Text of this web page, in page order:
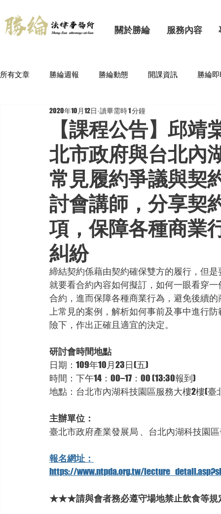
關於勝綸 服務內容
所有文章 勝綸週報 勝綸動態 開課資訊 勝綸
【課程公告】邱靖
北市政府與台北內
常見履約爭議與契
討會講師，分享契
項，保障各種商業
糾紛
2020年10月12日 讀畢需時 1 分鐘
締結契約係藉由契約確保雙方的履行，但
就要看合約內容如何擬訂，如何一眼看穿
合約，進而保障各種商業行為，避免後續
上常見的案例，解析如何事前及事中進行
險下，作出正確且適宜的決定。
研討會時間地點
日期：109年10月23日(五)
時間：下午14：00–17：00 (13:30報到)
地點：台北市內湖科技園區服務大樓2樓(臺
主辦單位：
臺北市政府產業發展局 、台北內湖科技園
報名網址：
https://www.ntpda.org.tw/
★★★請與會者務必遵守場地禁止飲食等